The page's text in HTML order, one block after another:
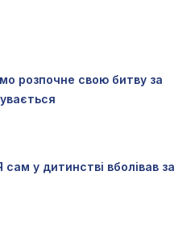
розпочне свою битву за
у дитинстві вболівав за